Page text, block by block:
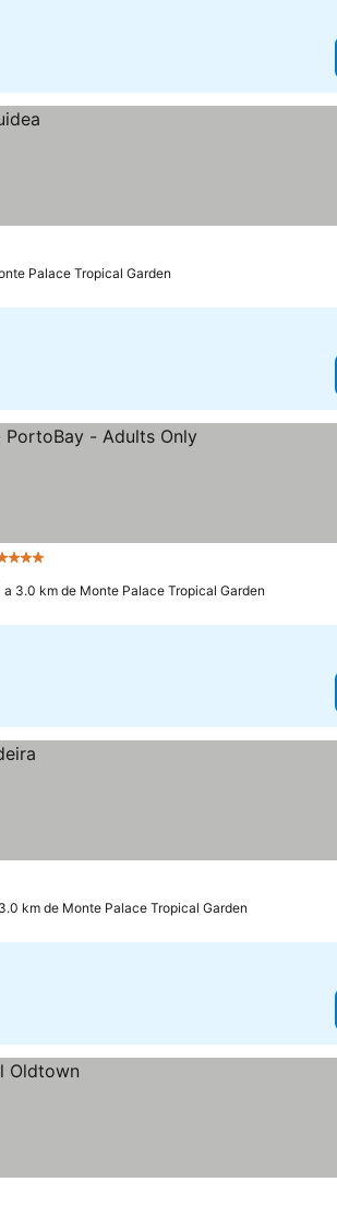
Palace Tropical Garden
Estrelas
a 3.0 km de Monte Palace Tropical Garden
km de Monte Palace Tropical Garden